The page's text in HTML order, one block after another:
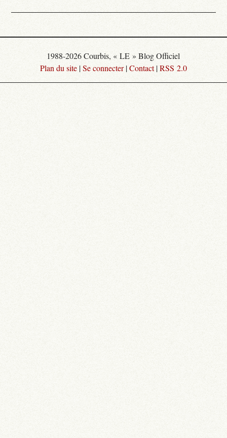
1988-2026 Courbis, « LE » Blog Officiel
Plan du site |Se connecter|Contact|RSS 2.0